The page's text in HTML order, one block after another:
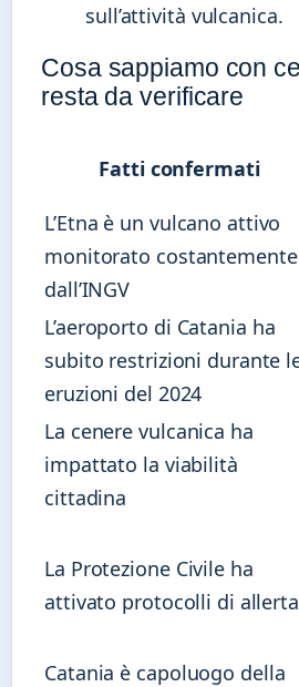
sull’attività vulcanica.
Cosa sappiamo con
resta da verificare
Fatti confermati
L’Etna è un vulcano attivo
monitorato costantemente
dall’INGV
L’aeroporto di Catania ha
subito restrizioni durante
eruzioni del 2024
La cenere vulcanica ha
impattato la viabilità
cittadina
La Protezione Civile ha
attivato protocolli di allerta
Catania è capoluogo della